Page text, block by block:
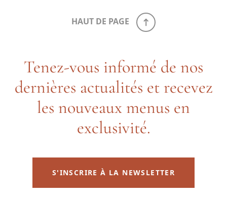
HAUT DE PAGE
Tenez-vous informé de nos
dernières actualités et recevez
les nouveaux menus en
exclusivité.
S'INSCRIRE À LA NEWSLETTER